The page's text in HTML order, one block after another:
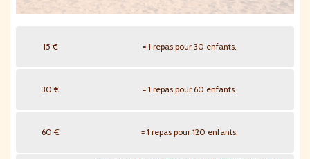
15 € = 1 repas pour 30 enfants.
30 € = 1 repas pour 60 enfants.
60 € = 1 repas pour 120 enfants.